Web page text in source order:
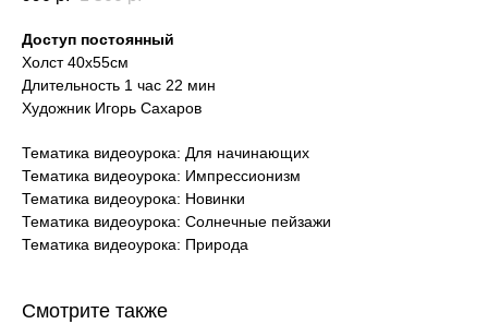
Доступ постоянный
Холст 40х55см
Длительность 1 час 22 мин
Художник Игорь Сахаров
Тематика видеоурока: Для начинающих
Тематика видеоурока: Импрессионизм
Тематика видеоурока: Новинки
Тематика видеоурока: Солнечные пейзажи
Тематика видеоурока: Природа
Смотрите также